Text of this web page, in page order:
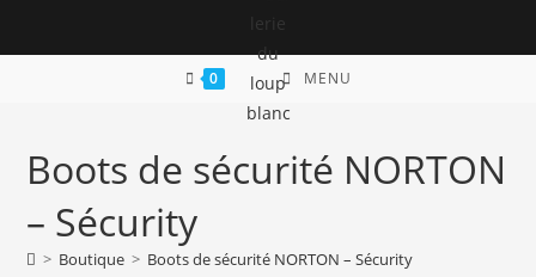
0 MENU
Boots de sécurité NORTON
– Sécurity
> Boutique > Boots de sécurité NORTON – Sécurity